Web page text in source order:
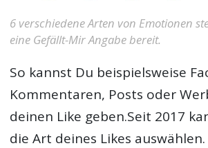
6 verschiedene Arten von Emotionen
eine Gefällt-Mir Angabe bereit.
So kannst Du beispielsweise
Kommentaren, Posts oder
deinen Like geben.Seit 2017
die Art deines Likes